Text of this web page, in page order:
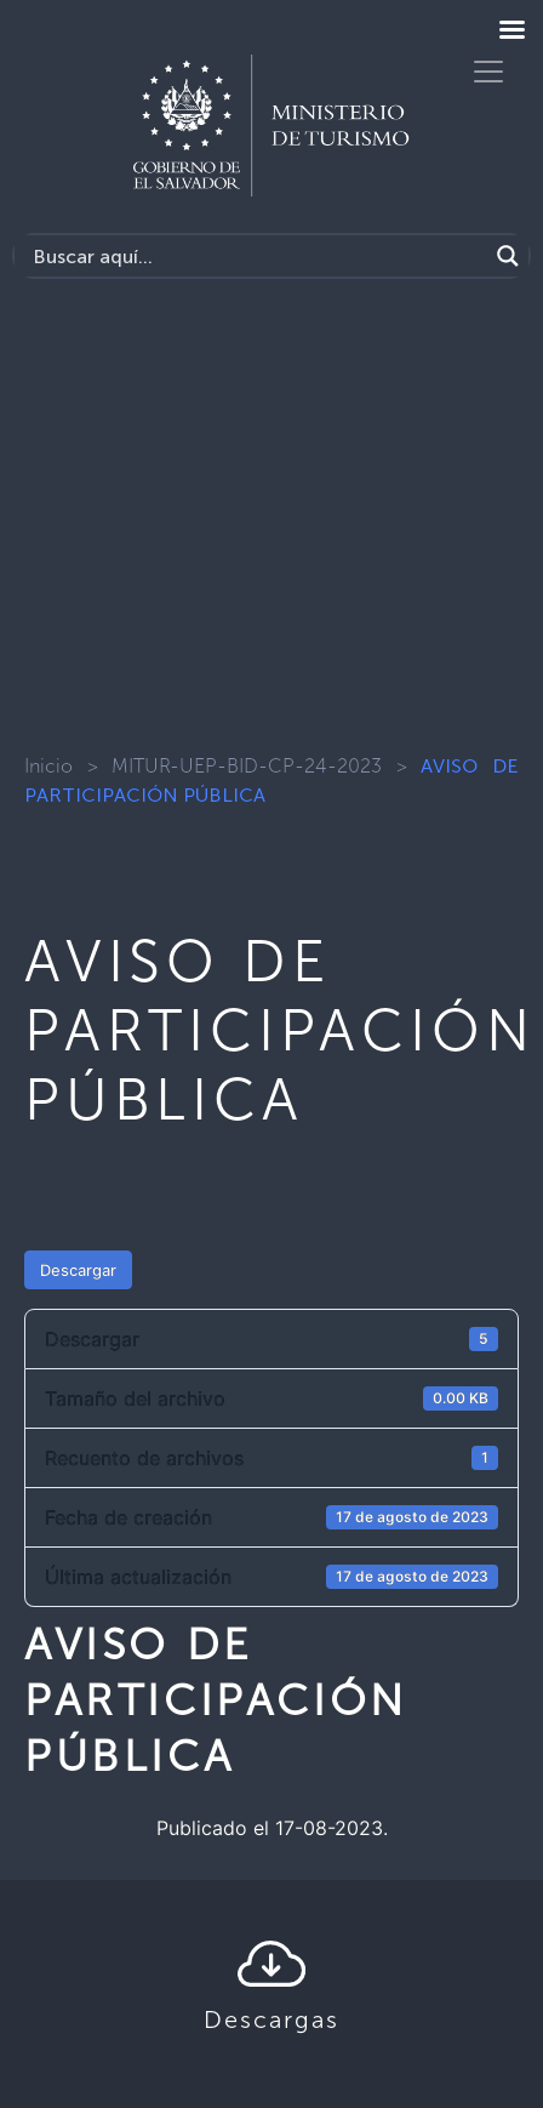
Inicio > MITUR-UEP-BID-CP-24-2023 >AVISO DE
PARTICIPACIÓN PÚBLICA
AVISO DE
PARTICIPACIÓN
PÚBLICA
Descargar
Descargar 5
Tamaño del archivo 0.00 KB
Recuento de archivos 1
Fecha de creación 17 de agosto de 2023
Última actualización 17 de agosto de 2023
AVISO DE
PARTICIPACIÓN
PÚBLICA
Publicado el 17-08-2023.
Descargas